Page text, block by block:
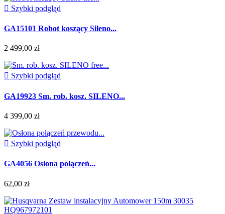
 Szybki podgląd
GA15101 Robot koszący Sileno...
2 499,00 zł
 Szybki podgląd
GA19923 Sm. rob. kosz. SILENO...
4 399,00 zł
 Szybki podgląd
GA4056 Osłona połączeń...
62,00 zł